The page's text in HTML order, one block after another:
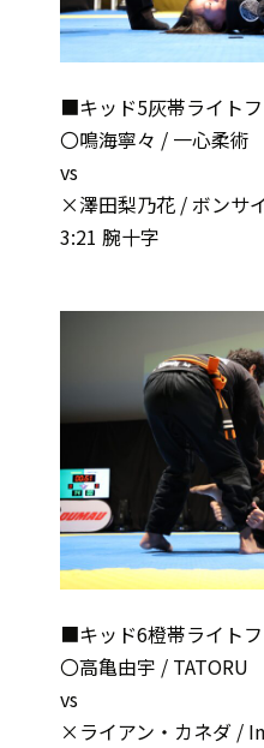
■キッド5灰帯ライト
〇鳴海寧々 / 一心柔術
vs
×澤田梨乃花 / ボンサ
3:21 腕十字
■キッド6橙帯ライト
〇高亀由宇 / TATORU
vs
×ライアン・カネダ /